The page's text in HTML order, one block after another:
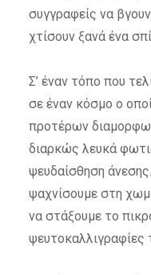
συγγραφείς να
χτίσουν ξανά ένα
Σ’ έναν τόπο που
σε έναν κόσμο ο
προτέρων
διαρκώς λευκά
ψευδαίσθηση
ψαχνίσουμε στη
να στάξουμε το
ψευτοκαλλιγραφίες